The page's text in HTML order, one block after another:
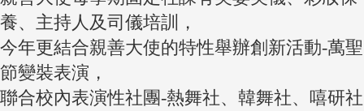
養、主持人及司儀培訓，
今年更結合親善大使的特性舉辦創新活動-萬聖
節變裝表演，
聯合校內表演性社團-熱舞社、韓舞社、嘻研社